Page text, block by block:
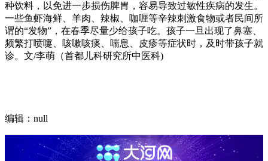
种饮料，以免进一步损伤脾胃，容易导致过敏性疾病的发生。
一些鱼虾海鲜、羊肉、辣椒、咖喱等辛辣刺激食物或者民间所
谓的“发物”，在春季尽量少给孩子吃。孩子一旦出现了鼻塞、
频繁打喷嚏、咳嗽咳痰、喘息、皮疹等症状时，及时带孩子就
诊。文/李萌（首都儿科研究所中医科)
编辑：null